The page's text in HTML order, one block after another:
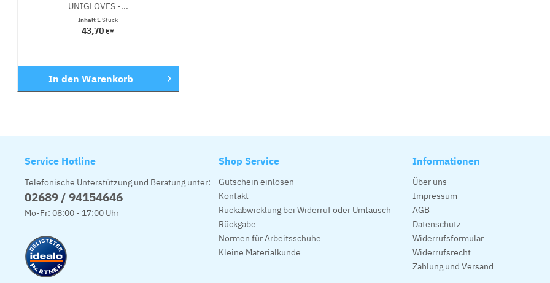
UNIGLOVES -...
Inhalt1 Stück
43,70€*
In den Warenkorb
Service Hotline
Telefonische Unterstützung und Beratung unter:
02689 / 94154646
Mo-Fr: 08:00 - 17:00 Uhr
Shop Service
Gutschein einlösen
Kontakt
Rückabwicklung bei Widerruf oder Umtausch
Rückgabe
Normen für Arbeitsschuhe
Kleine Materialkunde
Informationen
Über uns
Impressum
AGB
Datenschutz
Widerrufsformular
Widerrufsrecht
Zahlung und Versand